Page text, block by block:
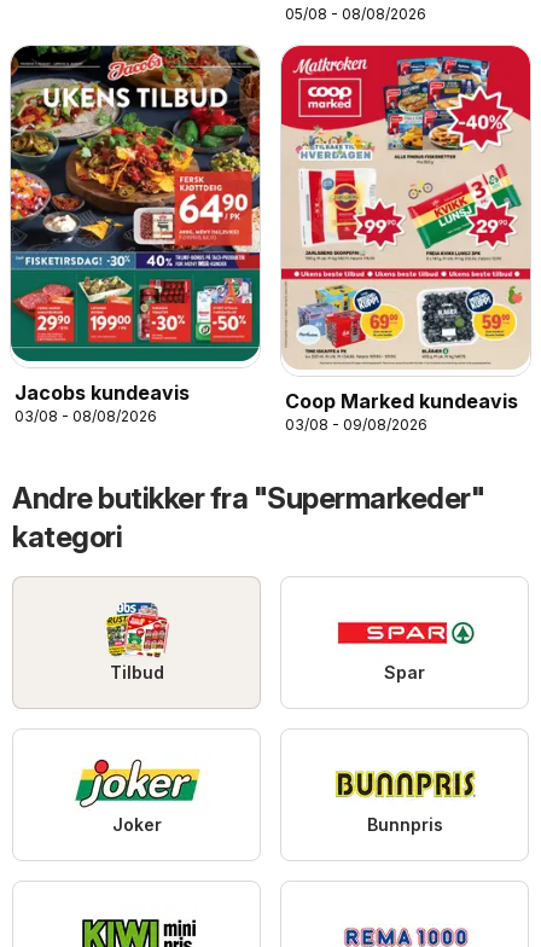
05/08 - 08/08/2026
Jacobs kundeavis
03/08 - 08/08/2026
Coop Marked kundeavis
03/08 - 09/08/2026
Andre butikker fra "Supermarkeder"
kategori
Tilbud Spar
Joker Bunnpris